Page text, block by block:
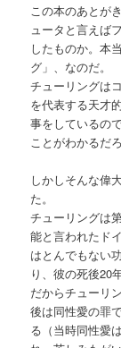
この本のあとが
ュータと言えば
したものか。本
グ」、なのだ。
チューリングは
を代表する天才
事をしているの
ことがわかるだろ
しかしそんな偉
た。
チューリングは
能と言われたド
はとんでもない
り、彼の死後20
だからチューリ
後は同性愛の罪
る（当時同性愛